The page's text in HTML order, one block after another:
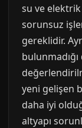
su ve
sorunsuz
gereklidir.
bulunmadığı
yeni gelişen
daha iyi
altyapı